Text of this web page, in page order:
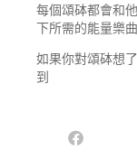
每個頌砵都會和
下所需的能量樂曲
如果你對頌砵想
到